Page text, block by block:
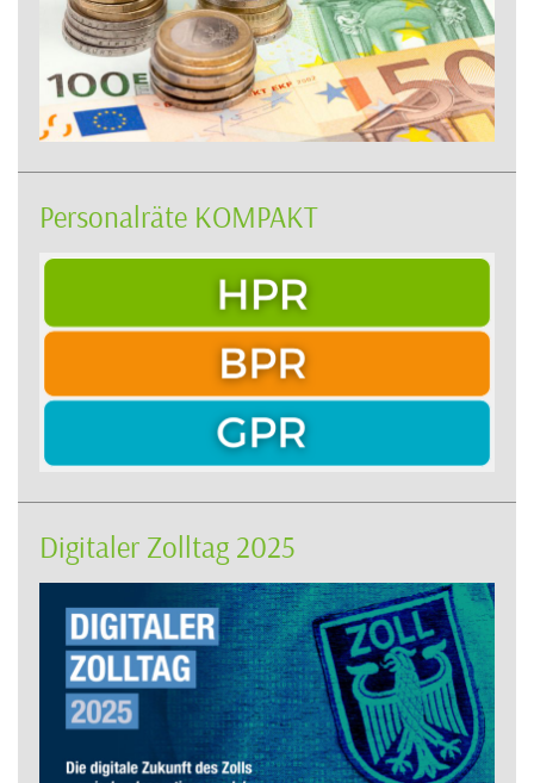
Personalräte KOMPAKT
Digitaler Zolltag 2025